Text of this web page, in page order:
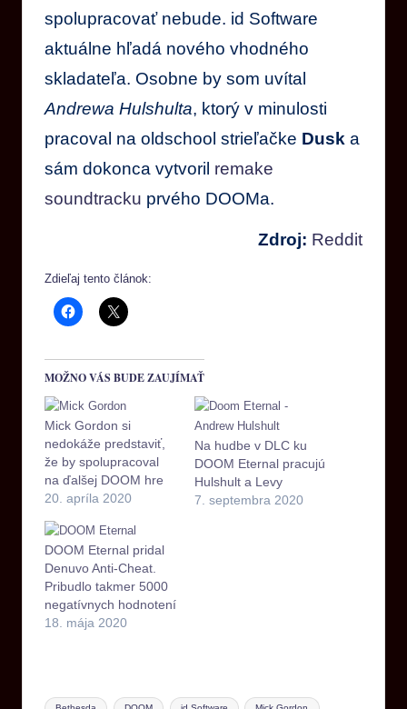
spolupracovať nebude. id Software
aktuálne hľadá nového vhodného
skladateľa. Osobne by som uvítal
Andrewa Hulshulta, ktorý v minulosti
pracoval na oldschool strieľačke Dusk a
sám dokonca vytvoril remake
soundtracku prvého DOOMa.
Zdroj: Reddit
Zdieľaj tento článok:
MOŽNO VÁS BUDE ZAUJÍMAŤ
Mick Gordon si
nedokáže predstaviť,
že by spolupracoval
na ďalšej DOOM hre
20. apríla 2020
Na hudbe v DLC ku
DOOM Eternal pracujú
Hulshult a Levy
7. septembra 2020
DOOM Eternal pridal
Denuvo Anti-Cheat.
Pribudlo takmer 5000
negatívnych hodnotení
18. mája 2020